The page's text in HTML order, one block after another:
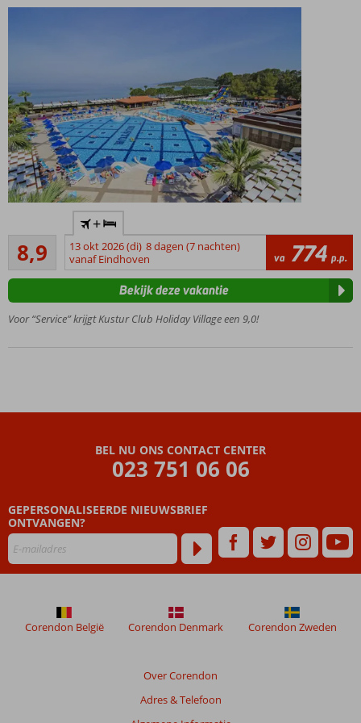
Een gezellig
vakantiedorp
Zwembad
met
glijbanen
Gelegen in
een
tuin
8,9
Aanrader
14
beoordelingen
+
13 okt 2026 (di) 8 dagen (7 nachten)
vanaf Eindhoven
va 774 p.p.
Voor “Service” krijgt Kustur Club Holiday Village een 9,0!
Bekijk deze vakantie
BEL NU ONS CONTACT CENTER
023 751 06 06
GEPERSONALISEERDE NIEUWSBRIEF
ONTVANGEN?
Over Corendon
Adres & Telefoon
Corendon België Corendon Denmark Corendon Zweden